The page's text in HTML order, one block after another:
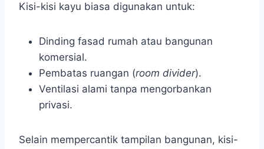
Kisi-kisi kayu biasa digunakan untuk:
Dinding fasad rumah atau bangunan
komersial.
Pembatas ruangan (room divider).
Ventilasi alami tanpa mengorbankan
privasi.
Selain mempercantik tampilan bangunan, kisi-